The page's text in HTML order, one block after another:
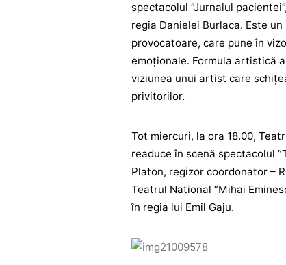
spectacolul ”Jurnalul
regia Danielei Burlaca. Este
provocatoare, care pune în
emoționale. Formula artistică
viziunea unui artist care
privitorilor.
Tot miercuri, la ora 18.00,
readuce în scenă spectacolul
Platon, regizor coordonator –
Teatrul Național ”Mihai
în regia lui Emil Gaju.